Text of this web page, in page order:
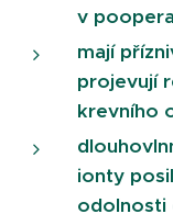
v
mají
projevují
krevního
ionty
odolnosti